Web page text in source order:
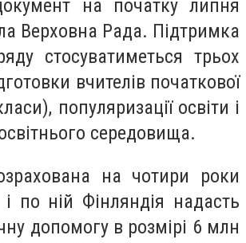
на початку липня
Верховна Рада. Підтримка
стосуватиметься трьох
вчителів початкової
популяризації освіти і
середовища.
на чотири роки
по ній Фінляндія надасть
допомогу в розмірі 6 млн